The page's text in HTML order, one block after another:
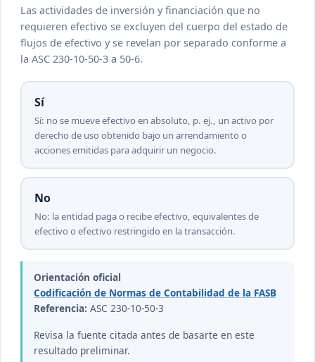
Las actividades de inversión y financiación que no
requieren efectivo se excluyen del cuerpo del estado de
flujos de efectivo y se revelan por separado conforme a
la ASC 230-10-50-3 a 50-6.
Sí
Sí: no se mueve efectivo en absoluto, p. ej., un activo por
derecho de uso obtenido bajo un arrendamiento o
acciones emitidas para adquirir un negocio.
No
No: la entidad paga o recibe efectivo, equivalentes de
efectivo o efectivo restringido en la transacción.
Orientación oficial
Codificación de Normas de Contabilidad de la FASB
Referencia: ASC 230-10-50-3
Revisa la fuente citada antes de basarte en este
resultado preliminar.